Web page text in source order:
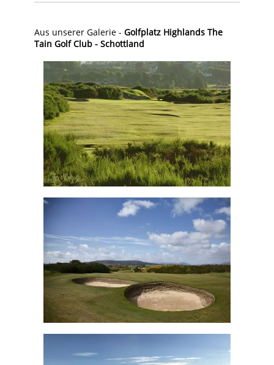
Aus unserer Galerie - Golfplatz Highlands The
Tain Golf Club - Schottland